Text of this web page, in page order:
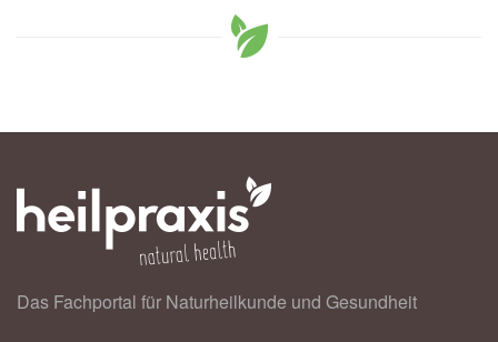
Das Fachportal für Naturheilkunde und Gesundheit